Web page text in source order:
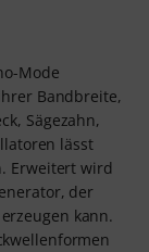
Mode
Bandbreite,
Sägezahn,
lässt
Erweitert wird
der
kann.